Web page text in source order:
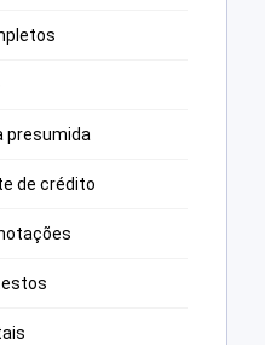
presumida
de crédito